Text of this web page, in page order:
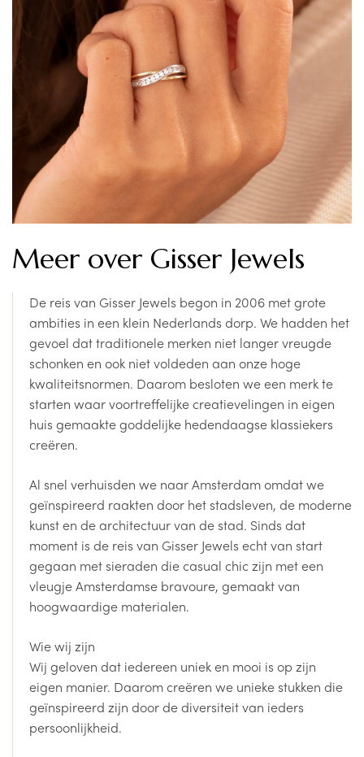
Meer over Gisser Jewels
De reis van Gisser Jewels begon in 2006 met grote
ambities in een klein Nederlands dorp. We hadden het
gevoel dat traditionele merken niet langer vreugde
schonken en ook niet voldeden aan onze hoge
kwaliteitsnormen. Daarom besloten we een merk te
starten waar voortreffelijke creatievelingen in eigen
huis gemaakte goddelijke hedendaagse klassiekers
creëren.
Al snel verhuisden we naar Amsterdam omdat we
geïnspireerd raakten door het stadsleven, de moderne
kunst en de architectuur van de stad. Sinds dat
moment is de reis van Gisser Jewels echt van start
gegaan met sieraden die casual chic zijn met een
vleugje Amsterdamse bravoure, gemaakt van
hoogwaardige materialen.
Wie wij zijn
Wij geloven dat iedereen uniek en mooi is op zijn
eigen manier. Daarom creëren we unieke stukken die
geïnspireerd zijn door de diversiteit van ieders
persoonlijkheid.